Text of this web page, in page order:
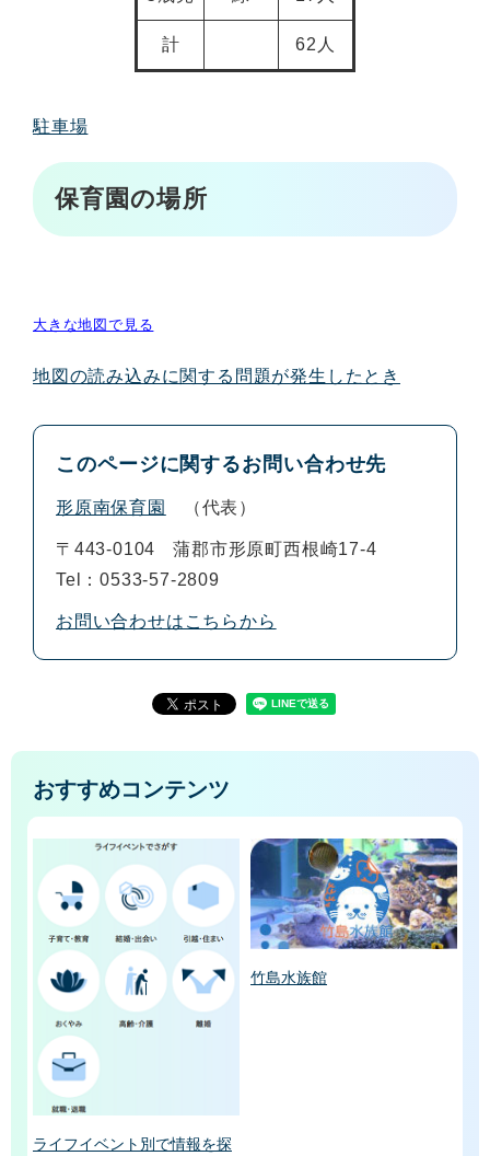
計 62人
駐車場
保育園の場所
大きな地図で見る
地図の読み込みに関する問題が発生したとき
このページに関するお問い合わせ先
形原南保育園 代表
〒443-0104
蒲郡市形原町西根崎17-4
Tel：0533-57-2809
お問い合わせはこちらから
おすすめコンテンツ
ライフイベント別で情報を探
竹島水族館